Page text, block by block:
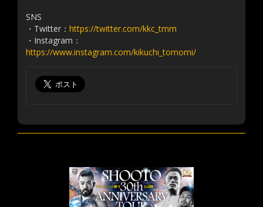
SNS
・Twitter： https://twitter.com/kkc_tmm
・Instagram：
https://www.instagram.com/kikuchi_tomomi/